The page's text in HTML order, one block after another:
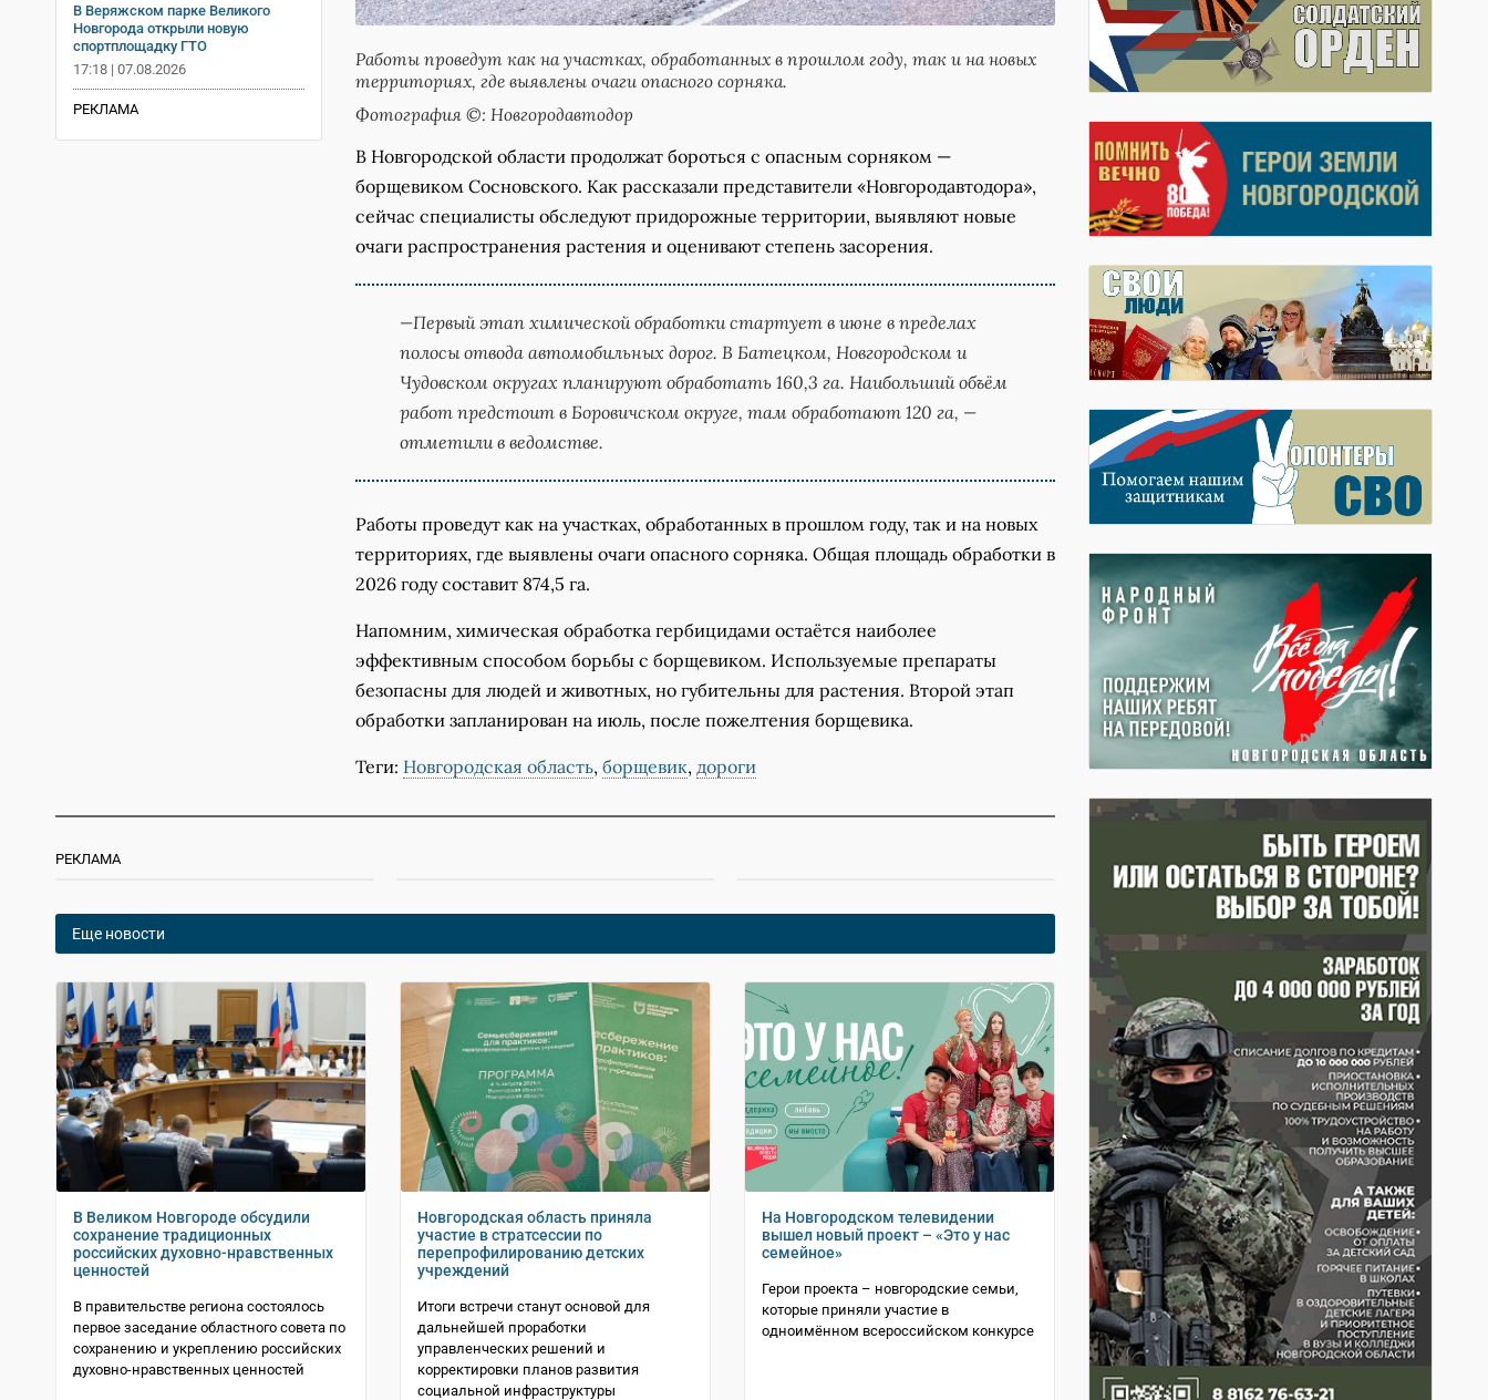
В Веряжском парке Великого
Новгорода открыли новую
спортплощадку ГТО
17:18 | 07.08.2026
РЕКЛАМА
Работы проведут как на участках, обработанных в прошлом году, так и на новых
территориях, где выявлены очаги опасного сорняка.
Фотография ©: Новгородавтодор
В Новгородской области продолжат бороться с опасным сорняком —
борщевиком Сосновского. Как рассказали представители «Новгородавтодора»,
сейчас специалисты обследуют придорожные территории, выявляют новые
очаги распространения растения и оценивают степень засорения.
—Первый этап химической обработки стартует в июне в пределах
полосы отвода автомобильных дорог. В Батецком, Новгородском и
Чудовском округах планируют обработать 160,3 га. Наибольший объём
работ предстоит в Боровичском округе, там обработают 120 га, —
отметили в ведомстве.
Работы проведут как на участках, обработанных в прошлом году, так и на новых
территориях, где выявлены очаги опасного сорняка. Общая площадь обработки в
2026 году составит 874,5 га.
Напомним, химическая обработка гербицидами остаётся наиболее
эффективным способом борьбы с борщевиком. Используемые препараты
безопасны для людей и животных, но губительны для растения. Второй этап
обработки запланирован на июль, после пожелтения борщевика.
Теги: Новгородская область, борщевик, дороги
РЕКЛАМА
Еще новости
В Великом Новгороде обсудили
сохранение традиционных
российских духовно-нравственных
ценностей
В правительстве региона состоялось
первое заседание областного совета по
сохранению и укреплению российских
духовно-нравственных ценностей
Новгородская область приняла
участие в стратсессии по
перепрофилированию детских
учреждений
Итоги встречи станут основой для
дальнейшей проработки
управленческих решений и
корректировки планов развития
социальной инфраструктуры
На Новгородском телевидении
вышел новый проект – «Это у нас
семейное»
Герои проекта – новгородские семьи,
которые приняли участие в
одноимённом всероссийском конкурсе